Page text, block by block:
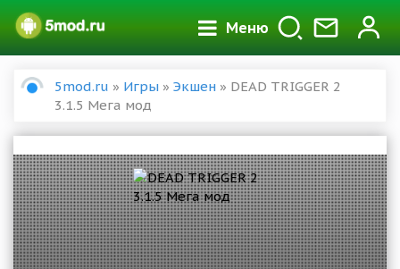
Меню
5mod.ru » Игры » Экшен » DEAD TRIGGER 2
3.1.5 Мега мод